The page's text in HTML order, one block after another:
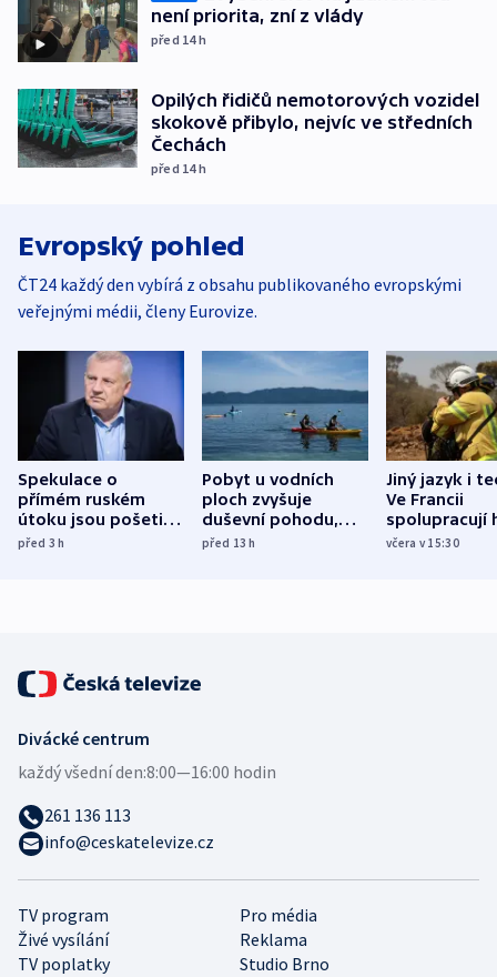
není priorita, zní z vlády
před 14h
Opilých řidičů nemotorových vozidel
skokově přibylo, nejvíc ve středních
Čechách
před 14h
Evropský pohled
ČT24 každý den vybírá z obsahu publikovaného evropskými
veřejnými médii, členy Eurovize.
Spekulace o
přímém ruském
útoku jsou pošetilé,
míní estonský
před 3h
Pobyt u vodních
ploch zvyšuje
duševní pohodu,
ukázala
před 13h
Jiný jazyk i
Ve Francii
spolupracují
různých zemí
včera v 15:30
TV program
Pro média
Živé vysílání
Reklama
TV poplatky
Studio Brno
Divácké centrum
každý všední den:8:00—16:00 hodin
261 136 113
info@ceskatelevize.cz